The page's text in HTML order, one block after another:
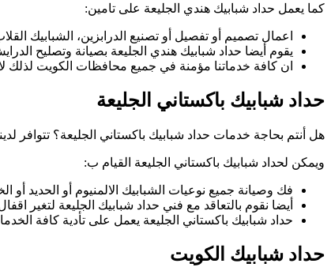
كما يعمل حداد شبابيك هندي الجليعة على تامين:
اعمال تصميم أو تفصيل أو تصنيع الدرابزين، الشبابيك
يقوم أيضا حداد شبابيك هندي الجليعة بصيانة وتصليح
ان كافة خدماتنا مؤمنة في جميع محافظات الكويت لذلك
حداد شبابيك باكستاني الجليعة
هل أنتم بحاجة خدمات حداد شبابيك باكستاني الجليعة؟ تتوافر
ويمكن لحداد شبابيك باكستاني الجليعة القيام ب:
فك وصيانة جميع نوعيات الشبابيك الالمنيوم أو الحديد أو
أيضا نقوم بالتعاقد مع فني حداد شبابيك الجليعة لتغير
حداد شبابيك باكستاني الجليعة يعمل على تأدية كافة
حداد شبابيك الكويت